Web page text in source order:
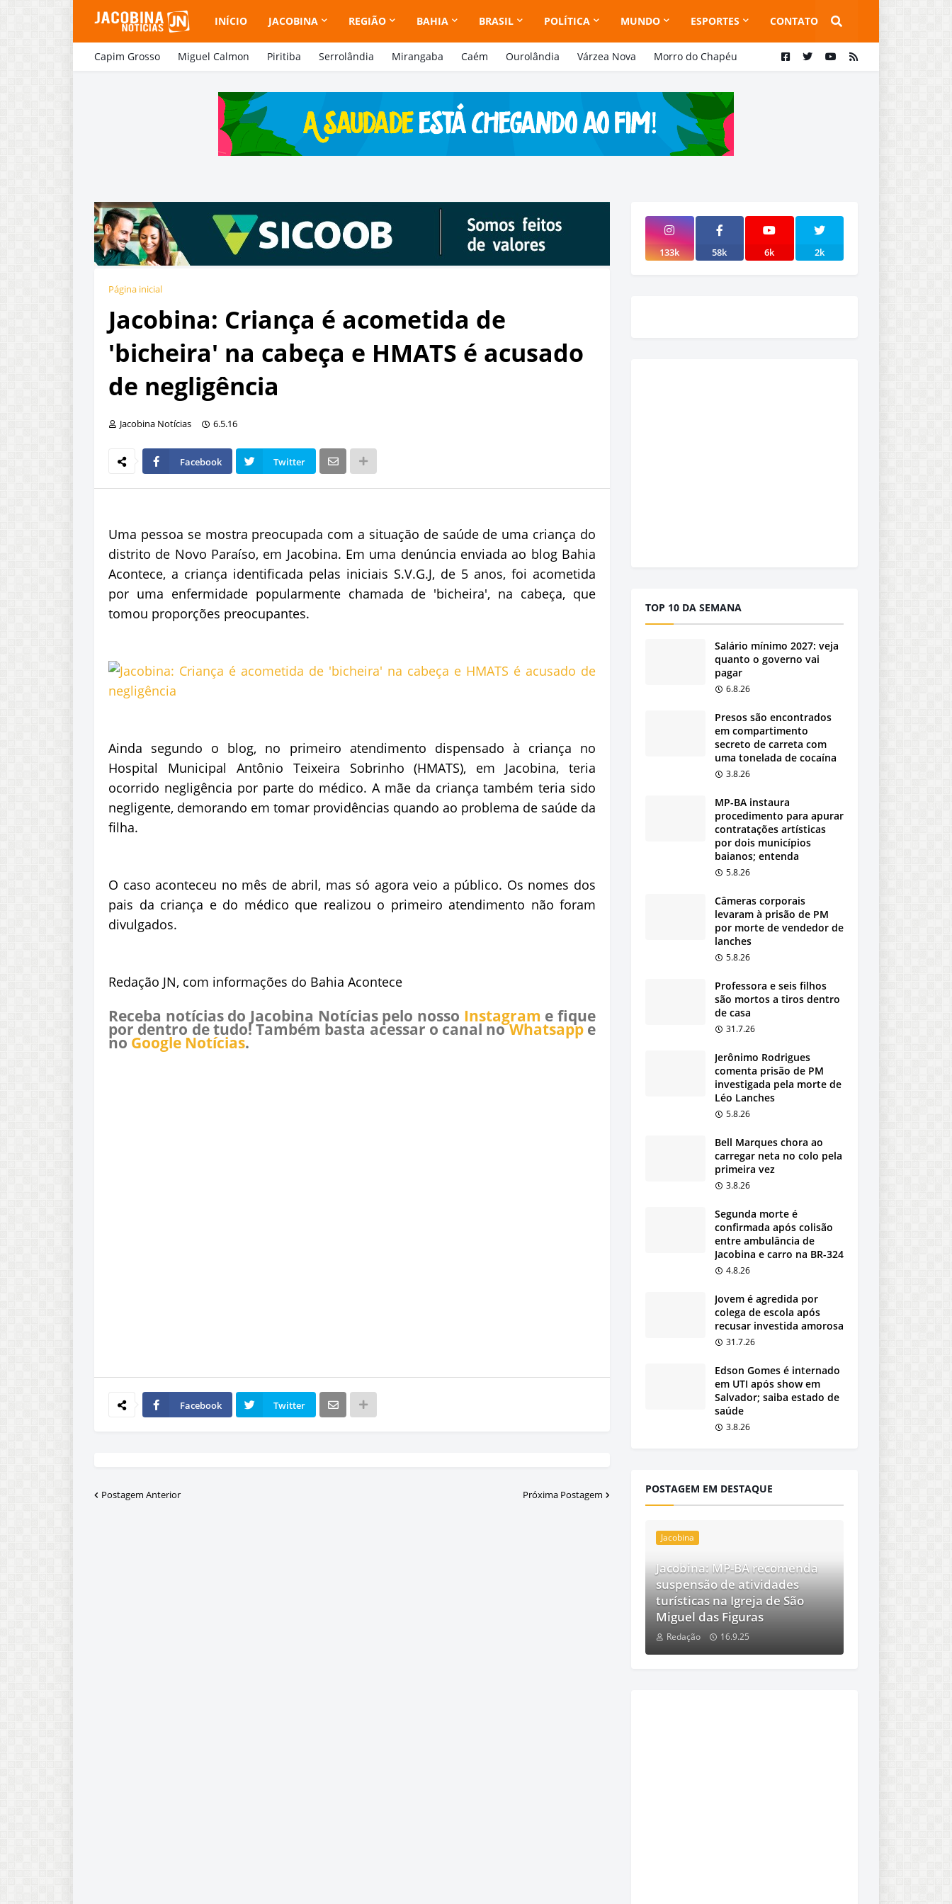
INÍCIO JACOBINA REGIÃO BAHIA BRASIL POLÍTICA MUNDO ESPORTES CONTATO
Capim Grosso Miguel Calmon Piritiba Serrolândia Mirangaba Caém Ourolândia Várzea Nova Morro do Chapéu
Página inicial
Jacobina: Criança é acometida de
'bicheira' na cabeça e HMATS é acusado
de negligência
Jacobina Notícias 6.5.16
Facebook Twitter
Uma pessoa se mostra preocupada com a situação de saúde de uma criança do
distrito de Novo Paraíso, em Jacobina. Em uma denúncia enviada ao blog Bahia
Acontece, a criança identificada pelas iniciais S.V.G.J, de 5 anos, foi acometida
por uma enfermidade popularmente chamada de 'bicheira', na cabeça, que
tomou proporções preocupantes.
Ainda segundo o blog, no primeiro atendimento dispensado à criança no
Hospital Municipal Antônio Teixeira Sobrinho (HMATS), em Jacobina, teria
ocorrido negligência por parte do médico. A mãe da criança também teria sido
negligente, demorando em tomar providências quando ao problema de saúde da
filha.
O caso aconteceu no mês de abril, mas só agora veio a público. Os nomes dos
pais da criança e do médico que realizou o primeiro atendimento não foram
divulgados.
Redação JN, com informações do Bahia Acontece
Receba notícias do Jacobina Notícias pelo nosso Instagram e fique
por dentro de tudo! Também basta acessar o canal noWhatsappe
no Google Notícias.
Facebook Twitter
Postagem Anterior Próxima Postagem
133k 58k 6k 2k
TOP 10 DA SEMANA
Salário mínimo 2027: veja
quanto o governo vai
pagar
6.8.26
Presos são encontrados
em compartimento
secreto de carreta com
uma tonelada de cocaína
3.8.26
MP-BA instaura
procedimento para apurar
contratações artísticas
por dois municípios
baianos; entenda
5.8.26
Câmeras corporais
levaram à prisão de PM
por morte de vendedor de
lanches
5.8.26
Professora e seis filhos
são mortos a tiros dentro
de casa
31.7.26
Jerônimo Rodrigues
comenta prisão de PM
investigada pela morte de
Léo Lanches
5.8.26
Bell Marques chora ao
carregar neta no colo pela
primeira vez
3.8.26
Segunda morte é
confirmada após colisão
entre ambulância de
Jacobina e carro na BR-324
4.8.26
Jovem é agredida por
colega de escola após
recusar investida amorosa
31.7.26
Edson Gomes é internado
em UTI após show em
Salvador; saiba estado de
saúde
3.8.26
POSTAGEM EM DESTAQUE
Jacobina
Jacobina: MP-BA recomenda
suspensão de atividades
turísticas na Igreja de São
Miguel das Figuras
Redação 16.9.25